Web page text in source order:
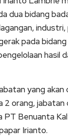
dua bidang
pada
hasil
yang
2 orang,
PT Benuanta
Irianto.